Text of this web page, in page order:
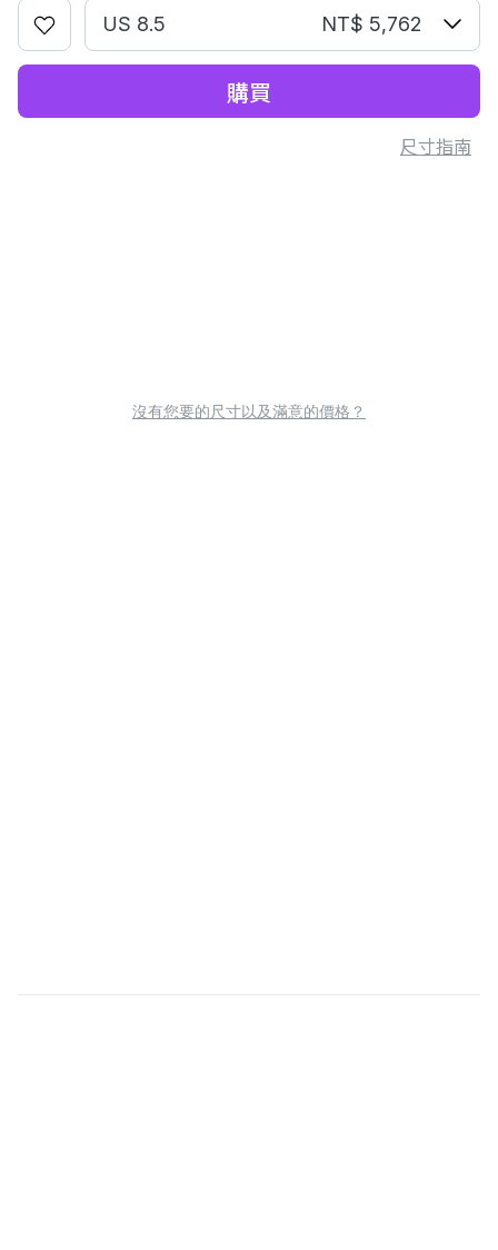
US 8.5 NT$ 5,762
購買
尺寸指南
沒有您要的尺寸以及滿意的價格？